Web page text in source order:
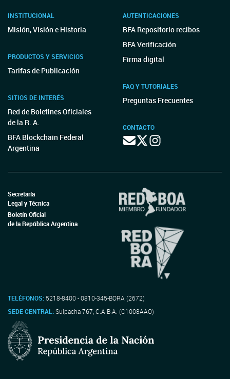
INSTITUCIONAL
Misión, Visión e Historia
PRODUCTOS Y SERVICIOS
Tarifas de Publicación
SITIOS DE INTERÉS
Red de Boletines Oficiales
de la R. A.
BFA Blockchain Federal
Argentina
AUTENTICACIONES
BFA Repositorio recibos
BFA Verificación
Firma digital
FAQ Y TUTORIALES
Preguntas Frecuentes
CONTACTO
Secretaría
Legal y Técnica
Boletín Oficial
de la República Argentina
TELÉFONOS: 5218-8400 - 0810-345-BORA (2672)
SEDE CENTRAL:Suipacha 767, C.A.B.A. (C1008AAO)